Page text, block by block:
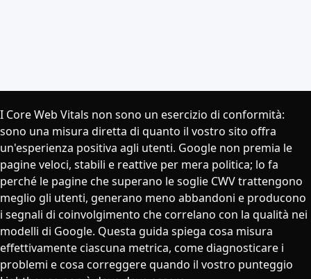
I Core Web Vitals non sono un esercizio di conformità:
sono una misura diretta di quanto il vostro sito offra
un'esperienza positiva agli utenti. Google non premia le
pagine veloci, stabili e reattive per mera politica; lo fa
perché le pagine che superano le soglie CWV trattengono
meglio gli utenti, generano meno abbandoni e producono
i segnali di coinvolgimento che correlano con la qualità nei
modelli di Google. Questa guida spiega cosa misura
effettivamente ciascuna metrica, come diagnosticare i
problemi e cosa correggere quando il vostro punteggio